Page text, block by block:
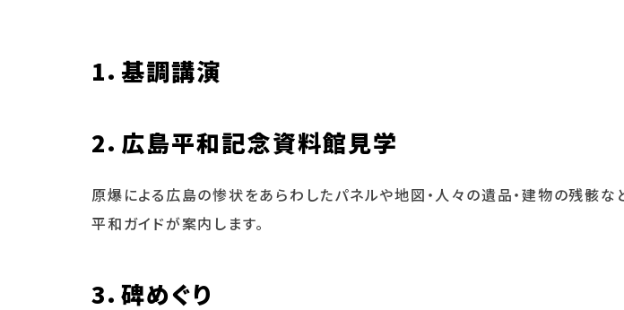
1．基調講演
2．広島平和記念資料館見学
原爆による広島の惨状をあらわしたパネルや地図・人々の遺品・建物の残骸な
平和ガイドが案内します。
3．碑めぐり